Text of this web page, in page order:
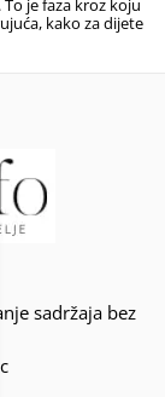
je faza kroz koju
kako za dijete
sadržaja bez